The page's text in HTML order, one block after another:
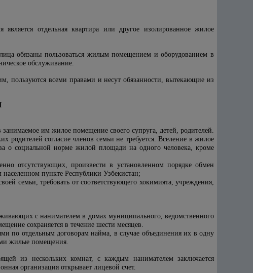
отдельная квартира или другое изолированное жилое
обязаны пользоваться жилым помещением и оборудованием в
обслуживание.
пользуются всеми правами и несут обязанности, вытекающие из
им жилое помещение своего супруга, детей, родителей.
родителей согласие членов семьи не требуется. Вселение в жилое
о социальной норме жилой площади на одного человека, кроме
отсутствующих, произвести в установленном порядке обмен
пункте Республики Узбекистан;
семьи, требовать от соответствующего хокимията, учреждения,
с нанимателем в домах муниципального, ведомственного
сохраняется в течение шести месяцев.
отдельным договорам найма, в случае объединения их в одну
жилые помещения.
из нескольких комнат, с каждым нанимателем заключается
организация открывает лицевой счет.